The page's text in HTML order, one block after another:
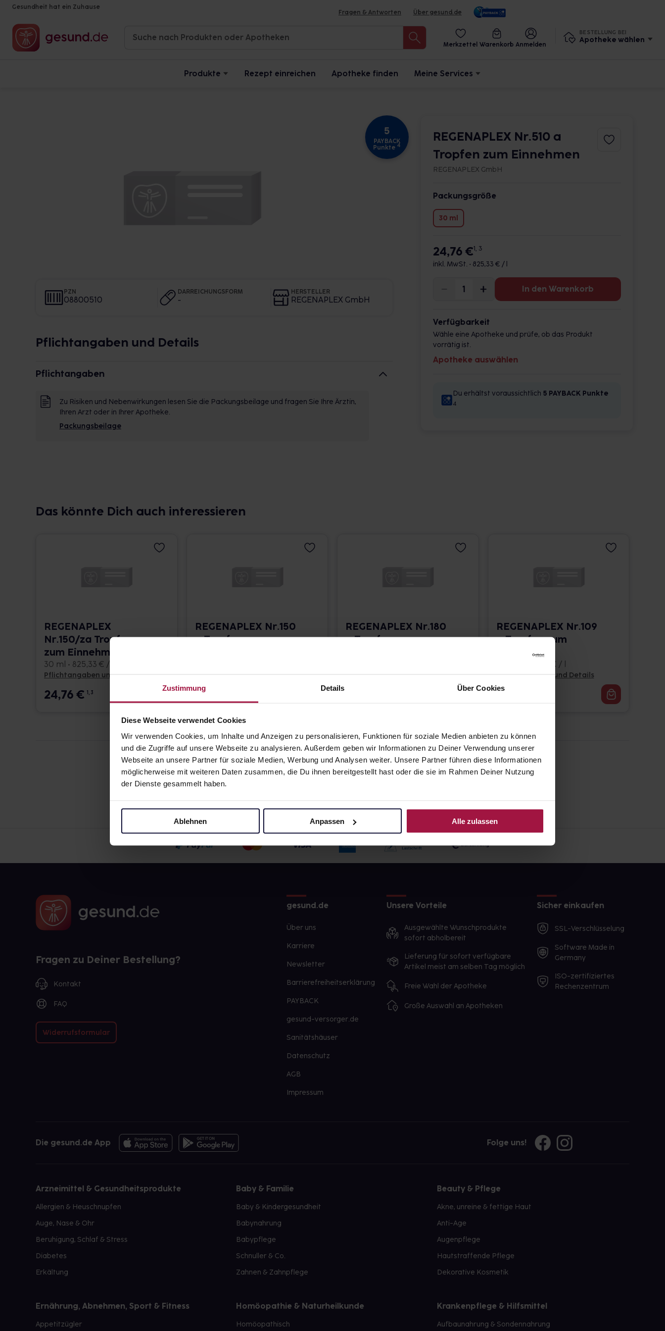
Zustimmung Details Über Cookies
Diese Webseite verwendet Cookies
Wir verwenden Cookies, um Inhalte und Anzeigen zu personalisieren, Funktionen für soziale Medien anbieten zu können
und die Zugriffe auf unsere Webseite zu analysieren. Außerdem geben wir Informationen zu Deiner Verwendung unserer
Webseite an unsere Partner für soziale Medien, Werbung und Analysen weiter. Unsere Partner führen diese Informationen
möglicherweise mit weiteren Daten zusammen, die Du ihnen bereitgestellt hast oder die sie im Rahmen Deiner Nutzung
der Dienste gesammelt haben.
Ablehnen Anpassen Alle zulassen
Gesundheit hat ein Zuhause
Fragen & Antworten Über gesund.de
Merkzettel Warenkorb Anmelden
BESTELLUNG BEI
Apotheke wählen
Produkte Rezept einreichen Apotheke finden Meine Services
5
PAYBACK
Punkte 4
PZN
08800510
DARREICHUNGSFORM
-
HERSTELLER
REGENAPLEX GmbH
Pflichtangaben und Details
Pflichtangaben
Zu Risiken und Nebenwirkungen lesen Sie die Packungsbeilage und fragen Sie Ihre Ärztin,
Ihren Arzt oder in Ihrer Apotheke.
Packungsbeilage
REGENAPLEX Nr.510 a
Tropfen zum Einnehmen
REGENAPLEX GmbH
Packungsgröße
30 ml
24,76 €1, 3
inkl. MwSt. • 825,33 € / l
In den Warenkorb
Verfügbarkeit
Wähle eine Apotheke und prüfe, ob das Produkt
vorrätig ist.
Apotheke auswählen
Du erhältst voraussichtlich 5 PAYBACK Punkte
4
Das könnte Dich auch interessieren
REGENAPLEX
Nr.150/za Tropfen
zum Einnehmen
30 ml • 825,33 € / l
Pflichtangaben und Details
24,76€ 1, 3
REGENAPLEX Nr.150
a Tropfen zum
24,76
REGENAPLEX Nr.180
a Tropfen zum
REGENAPLEX Nr.109
a Tropfen zum
Einnehmen
30 ml • 825,33 € / l
Pflichtangaben und Details
24,76
Fragen zu Deiner Bestellung?
Kontakt
FAQ
Widerrufsformular
gesund.de
Über uns
Karriere
Newsletter
Barrierefreiheitserklärung
PAYBACK
gesund-versorger.de
Sanitätshäuser
Datenschutz
AGB
Impressum
Unsere Vorteile
Ausgewählte Wunschprodukte
sofort abholbereit
Lieferung für sofort verfügbare
Artikel meist am selben Tag möglich
Freie Wahl der Apotheke
Große Auswahl an Apotheken
Sicher einkaufen
SSL-Verschlüsselung
Software Made in
Germany
ISO-zertifiziertes
Rechenzentrum
Die gesund.de App Folge uns!
Arzneimittel & Gesundheitsprodukte
Allergien & Heuschnupfen
Auge, Nase & Ohr
Beruhigung, Schlaf & Stress
Diabetes
Erkältung
Baby & Familie
Baby & Kindergesundheit
Babynahrung
Babypflege
Schnuller & Co.
Zahnen & Zahnpflege
Beauty & Pflege
Akne, unreine & fettige Haut
Anti-Age
Augenpflege
Hautstraffende Pflege
Dekorative Kosmetik
Ernährung, Abnehmen, Sport & Fitness
Appetitzügler
Homöopathie & Naturheilkunde
Homöopathisch
Krankenpflege & Hilfsmittel
Aufbaunahrung & Sondennahrung